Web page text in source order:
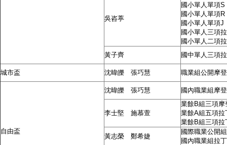
吳咨葶
國小單人單項
國小單人單項
國小單人單項
國小單人三項
國小單人二項
黃子齊
國中單人三項
城市盃 沈暐皪 張巧慧 職業組公開摩
自由盃
沈暐皪 張巧慧 國內職業組摩
李士堅 施慕萱
業餘B組三項
業餘A組五項
業餘B組三項
黃志榮 鄭希婕
國際職業公開
國內職業組拉